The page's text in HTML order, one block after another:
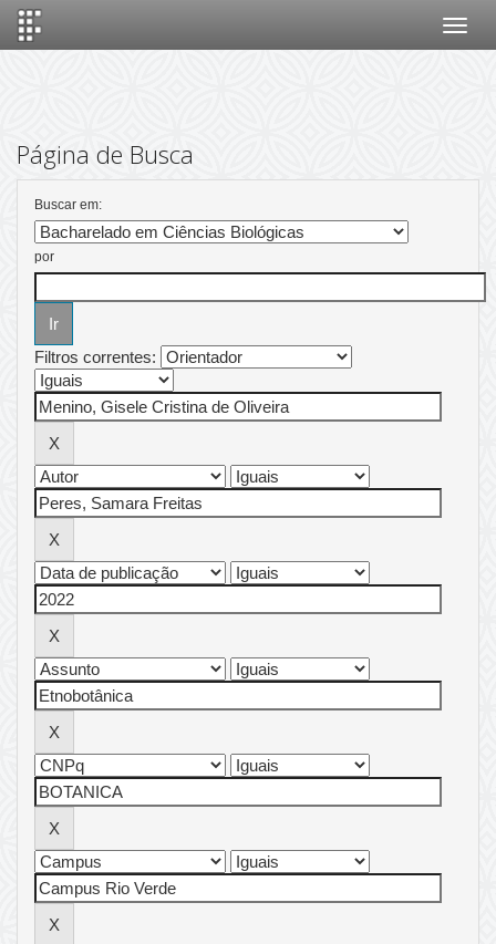
Página de Busca
Buscar em:
por
Filtros correntes: